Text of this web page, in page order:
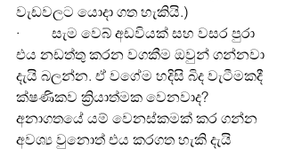
වැඩවලට යොදා ගත හැකියි.)
·         සැම වෙබ් අඩවියක් සහ වසර පුරා
එය නඩත්තු කරන වගකීම ඔවුන් ගන්නවා
දැයි බලන්න. ඒ වගේම හදිසි බිද වැටීමකදී
ක්ෂණිකව ක්‍රියාත්මක වෙනවාද?
අනාගතයේ යම් වෙනස්කමක් කර ගන්න
අවශ්‍ය වුනොත් එය කරගත හැකි දැයි